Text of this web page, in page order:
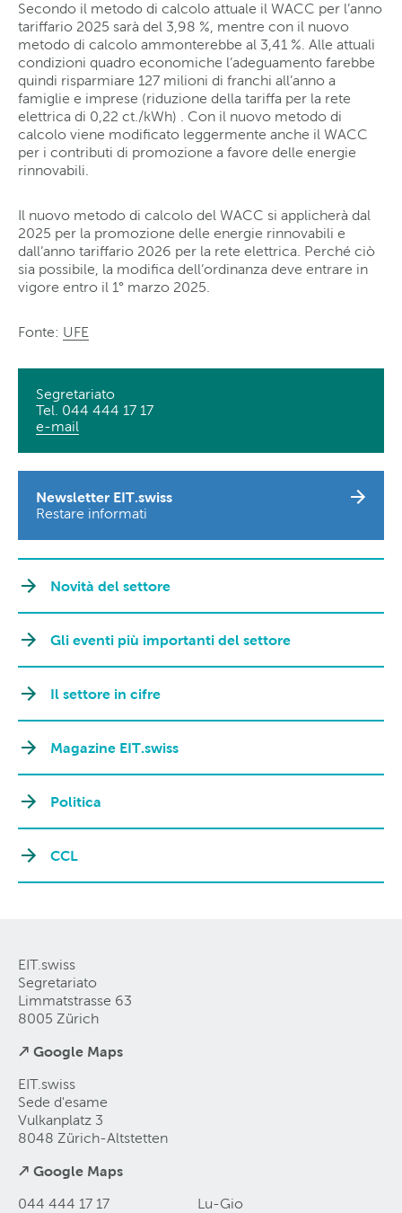
Secondo il metodo di calcolo attuale il WACC per l’anno
tariffario 2025 sarà del 3,98 %, mentre con il nuovo
metodo di calcolo ammonterebbe al 3,41 %. Alle attuali
condizioni quadro economiche l’adeguamento farebbe
quindi risparmiare 127 milioni di franchi all’anno a
famiglie e imprese (riduzione della tariffa per la rete
elettrica di 0,22 ct./kWh) . Con il nuovo metodo di
calcolo viene modificato leggermente anche il WACC
per i contributi di promozione a favore delle energie
rinnovabili.
Il nuovo metodo di calcolo del WACC si applicherà dal
2025 per la promozione delle energie rinnovabili e
dall’anno tariffario 2026 per la rete elettrica. Perché ciò
sia possibile, la modifica dell’ordinanza deve entrare in
vigore entro il 1° marzo 2025.
Fonte: UFE
Segretariato
Tel. 044 444 17 17
e-mail
Newsletter EIT.swiss
Restare informati
Novità del settore
Gli eventi più importanti del settore
Il settore in cifre
Magazine EIT.swiss
Politica
CCL
EIT.swiss
Segretariato
Limmatstrasse 63
8005 Zürich
↗ Google Maps
EIT.swiss
Sede d'esame
Vulkanplatz 3
8048 Zürich-Altstetten
↗ Google Maps
044 444 17 17 Lu-Gio